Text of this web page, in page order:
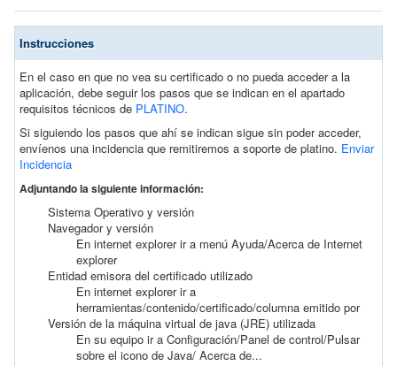
Instrucciones
En el caso en que no vea su certificado o no pueda acceder a la
aplicación, debe seguir los pasos que se indican en el apartado
requisitos técnicos de PLATINO.
Si siguiendo los pasos que ahí se indican sigue sin poder acceder,
envíenos una incidencia que remitiremos a soporte de platino. Enviar
Incidencia
Adjuntando la siguiente información:
Sistema Operativo y versión
Navegador y versión
En internet explorer ir a menú Ayuda/Acerca de Internet
explorer
Entidad emisora del certificado utilizado
En internet explorer ir a
herramientas/contenido/certificado/columna emitido por
Versión de la máquina virtual de java (JRE) utilizada
En su equipo ir a Configuración/Panel de control/Pulsar
sobre el icono de Java/ Acerca de...